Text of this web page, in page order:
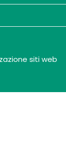
siti web